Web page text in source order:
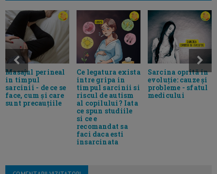
Masajul perineal
in timpul
sarcinii - de ce se
face, cum și care
sunt precauțiile
Ce legatura exista
intre gripa in
timpul sarcinii si
riscul de autism
al copilului? Iata
ce spun studiile
si ce e
recomandat sa
faci daca esti
insarcinata
Sarcina oprită in
evoluție: cauze și
probleme - sfatul
medicului